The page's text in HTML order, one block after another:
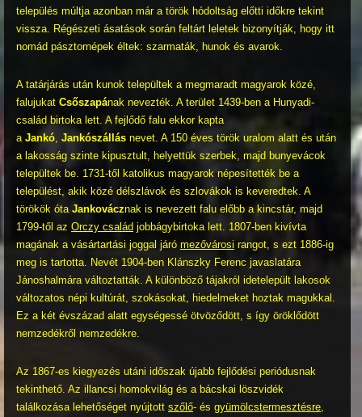
település múltja azonban már a török hódoltság előtti időkre tekint
vissza. Régészeti ásatások során feltárt leletek bizonyítják, hogy itt
nomád pásztornépek éltek: szarmaták, hunok és avarok.
A tatárjárás után kunok települtek a megmaradt magyarok közé,
falujukat Csőszapának nevezték. A terület 1439-ben a Hunyadi-
család birtoka lett. A fejlődő falu ekkor kapta
a Jankó Jankószállás nevet. A 150 éves török uralom alatt és után
a lakosság szinte kipusztult, helyettük szerbek, majd bunyevácok
települtek be. 1731-től katolikus magyarok népesítették be a
települést, akik közé délszlávok és szlovákok is keveredtek. A
törökök óta Jankovácznak is nevezett falu előbb a kincstár, majd
1799-től az Orczy család jobbágybirtoka lett. 1807-ben kivívta
magának a vásártartási joggal járó mezővárosi rangot, s ezt 1886-ig
meg is tartotta. Nevét 1904-ben Klánszky Ferenc javaslatára
Jánoshalmára változtatták. A különböző tájakról idetelepült lakosok
változatos népi kultúrát, szokásokat, hiedelmeket hoztak magukkal.
Ez a két évszázad alatt egységessé ötvöződött, s így öröklődött
nemzedékről nemzedékre.
Az 1867-es kiegyezés utáni időszak újabb fejlődési periódusnak
tekinthető. Az illancsi homokvilág és a bácskai löszvidék
találkozása lehetőséget nyújtott szőlő- és gyümölcstermesztésre